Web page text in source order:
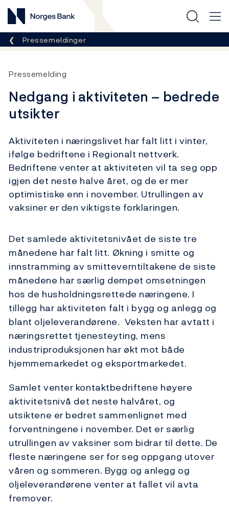
Norges Bank
Her er du nå:
Pressemeldinger
Pressemelding
Nedgang i aktiviteten – bedrede
utsikter
Aktiviteten i næringslivet har falt litt i vinter,
ifølge bedriftene i Regionalt nettverk.
Bedriftene venter at aktiviteten vil ta seg opp
igjen det neste halve året, og de er mer
optimistiske enn i november. Utrullingen av
vaksiner er den viktigste forklaringen.
Det samlede aktivitetsnivået de siste tre
månedene har falt litt. Økning i smitte og
innstramming av smitteverntiltakene de siste
månedene har særlig dempet omsetningen
hos de husholdningsrettede næringene. I
tillegg har aktiviteten falt i bygg og anlegg og
blant oljeleverandørene. Veksten har avtatt i
næringsrettet tjenesteyting, mens
industriproduksjonen har økt mot både
hjemmemarkedet og eksportmarkedet.
Samlet venter kontaktbedriftene høyere
aktivitetsnivå det neste halvåret, og
utsiktene er bedret sammenlignet med
forventningene i november. Det er særlig
utrullingen av vaksiner som bidrar til dette. De
fleste næringene ser for seg oppgang utover
våren og sommeren. Bygg og anlegg og
oljeleverandørene venter at fallet vil avta
fremover.